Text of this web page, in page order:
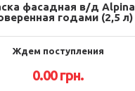
фасадная в/д Alpina
годами (2,5 л)
Ждем поступления
0.00грн.